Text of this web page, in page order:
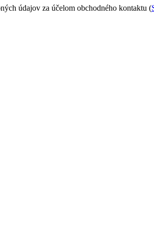
údajov za účelom obchodného kontaktu (